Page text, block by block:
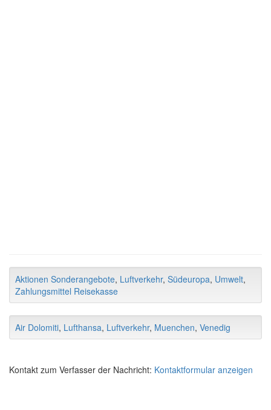
Aktionen Sonderangebote, Luftverkehr, Südeuropa, Umwelt,
Zahlungsmittel Reisekasse
Air Dolomiti, Lufthansa, Luftverkehr, Muenchen, Venedig
Kontakt zum Verfasser der Nachricht: Kontaktformular anzeigen